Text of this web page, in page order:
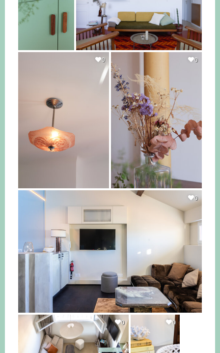
0 0
0
0 0